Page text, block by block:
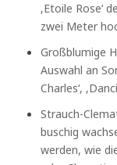
‚Etoile Rose‘
zwei Meter
Großblumige
Auswahl an
Charles‘,
Strauch-
buschig
werden, wie